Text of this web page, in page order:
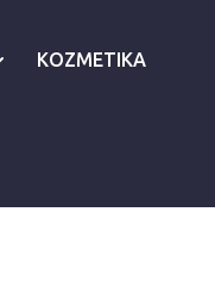
KOZMETIKA